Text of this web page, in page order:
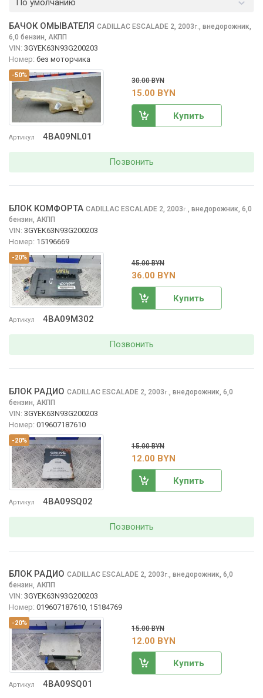
По умолчанию
-50%
Артикул 4BA09NL01
БАЧОК ОМЫВАТЕЛЯ CADILLAC ESCALADE 2, 2003г., внедорожник,
6,0 бензин, АКПП
VIN: 3GYEK63N93G200203
Номер: без моторчика
30.00 BYN
15.00 BYN
Купить
Позвонить
-20%
Артикул 4BA09M302
БЛОК КОМФОРТА CADILLAC ESCALADE 2, 2003г., внедорожник, 6,0
бензин, АКПП
VIN: 3GYEK63N93G200203
Номер: 15196669
45.00 BYN
36.00 BYN
Купить
Позвонить
-20%
Артикул 4BA09SQ02
БЛОК РАДИО CADILLAC ESCALADE 2, 2003г.
внедорожник, 6,0
бензин, АКПП
VIN: 3GYEK63N93G200203
Номер: 019607187610
15.00 BYN
12.00 BYN
Купить
Позвонить
-20%
Артикул 4BA09SQ01
БЛОК РАДИО CADILLAC ESCALADE 2, 2003г.
внедорожник, 6,0
бензин, АКПП
VIN: 3GYEK63N93G200203
Номер: 019607187610, 15184769
15.00 BYN
12.00 BYN
Купить